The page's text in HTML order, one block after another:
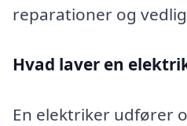
reparationer og
Hvad laver en
En elektriker udfører